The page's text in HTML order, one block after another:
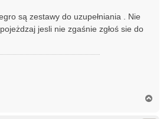
są zestawy do uzupełniania . Nie
jesli nie zgaśnie zgłoś sie do
g